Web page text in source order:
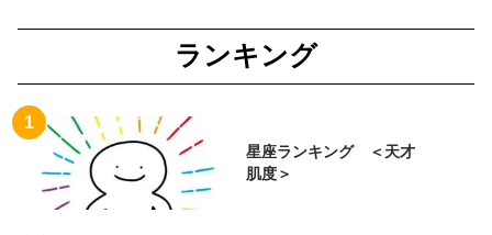
ランキング
星座ランキング ＜天才
肌度＞